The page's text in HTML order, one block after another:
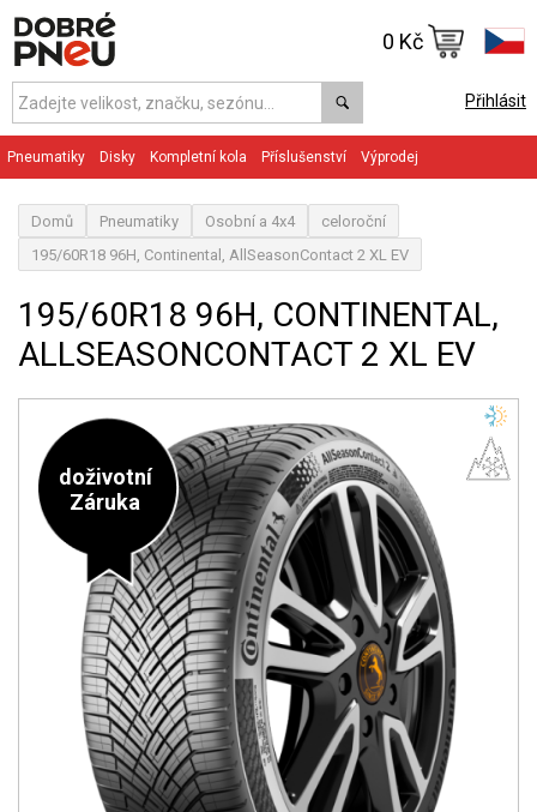
Přihlásit
0 Kč
Pneumatiky Disky Kompletní kola Příslušenství Výprodej
Domů Pneumatiky Osobní a 4x4
celoroční
195/60R18 96H, Continental, AllSeasonContact 2 XL EV
195/60R18 96H, CONTINENTAL,
ALLSEASONCONTACT 2 XL EV
doživotní
Záruka